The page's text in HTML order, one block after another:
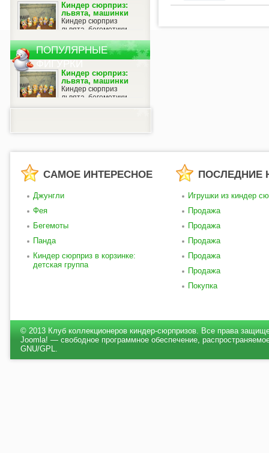
Киндер сюрприз:
львята, машинки
Киндер сюрприз
львята, бегемотики,
свою коллекцию! Как известно,
наибольшей популярностью
пользуются игрушки из киндер
сюрпризов, которые назыв...
ПОПУЛЯРНЫЕ
Киндер сюрприз:
львята, машинки
Киндер сюрприз
львята, бегемотики,
пользуются игрушки из киндер
САМОЕ ИНТЕРЕСНОЕ
Джунгли
Фея
Бегемоты
Панда
Киндер сюрприз в корзинке:
детская группа
ПОСЛЕДНИЕ
Игрушки из киндер
Продажа
Продажа
Продажа
Продажа
Продажа
Покупка
© 2013 Клуб коллекционеров киндер-сюрпризов. Все права
Joomla! — свободное программное обеспечение,
GNU/GPL.